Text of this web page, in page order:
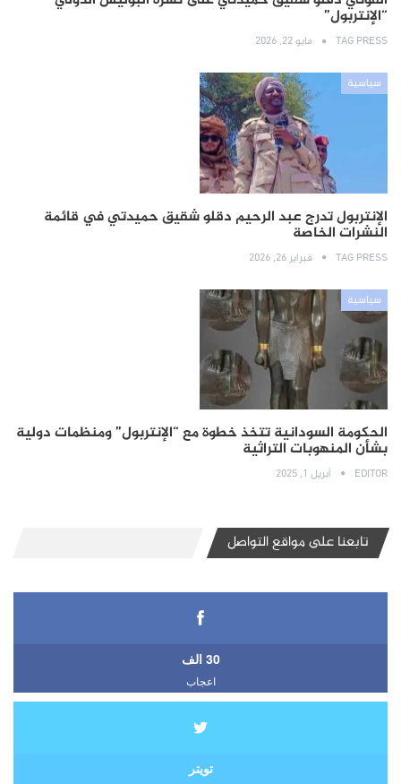
“الإنتربول”
TAG PRESS مايو 22, 2026
سياسية
الإنتربول تدرج عبد الرحيم دقلو شقيق حميدتي في قائمة
النشرات الخاصة
TAG PRESS فبراير 26, 2026
سياسية
الحكومة السودانية تتخذ خطوة مع “الإنتربول” ومنظمات دولية
بشأن المنهوبات التراثية
EDITOR أبريل 1, 2025
تابعنا على مواقع التواصل
30 الف
اعجاب
تويتر